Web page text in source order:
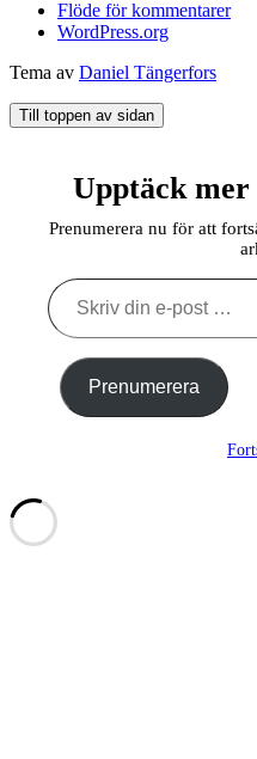
Flöde för kommentarer
WordPress.org
Tema av Daniel Tängerfors
Till toppen av sidan
Upptäck mer
Prenumerera nu för att
Skriv
din
e-
…
Prenumerera